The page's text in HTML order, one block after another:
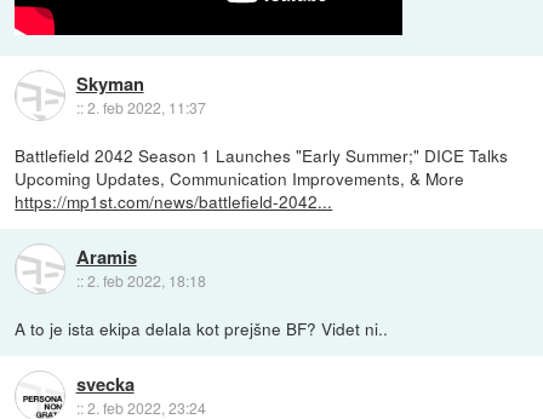
Skyman
::2. feb 2022, 11:37
Battlefield 2042 Season 1 Launches "Early Summer;" DICE Talks
Upcoming Updates, Communication Improvements, & More
https://mp1st.com/news/battlefield-2042...
Aramis
::2. feb 2022, 18:18
A to je ista ekipa delala kot prejšne BF? Videt ni..
svecka
::2. feb 2022, 23:24